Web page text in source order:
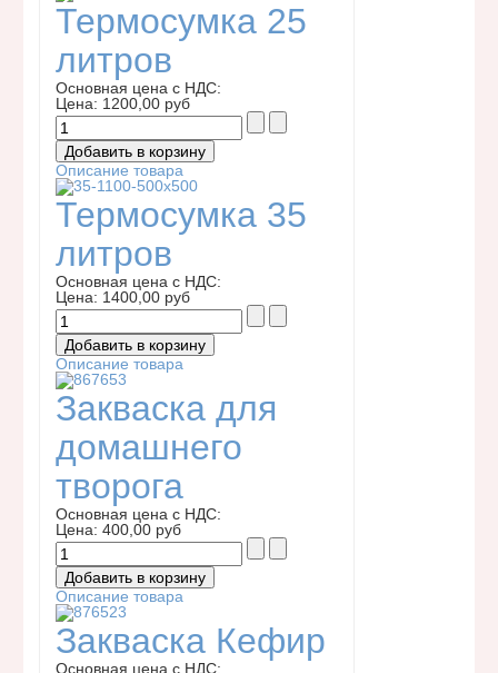
Термосумка 25
литров
Основная цена с НДС:
Цена: 1200,00 руб
Описание товара
Термосумка 35
литров
Основная цена с НДС:
Цена: 1400,00 руб
Описание товара
Закваска для
домашнего
творога
Основная цена с НДС:
Цена: 400,00 руб
Описание товара
Закваска Кефир
Основная цена с НДС: